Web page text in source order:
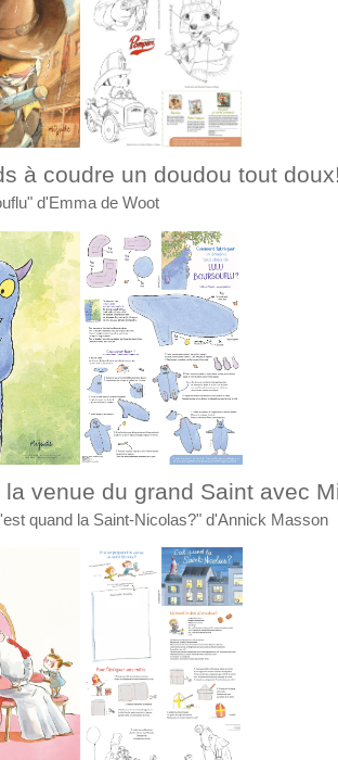
à coudre un doudou tout
d'Emma de Woot
la venue du grand Saint avec
quand la Saint-Nicolas?" d'Annick Masson